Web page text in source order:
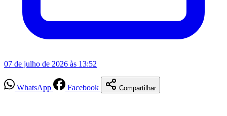
07 de julho de 2026 às 13:52
WhatsApp Facebook Compartilhar